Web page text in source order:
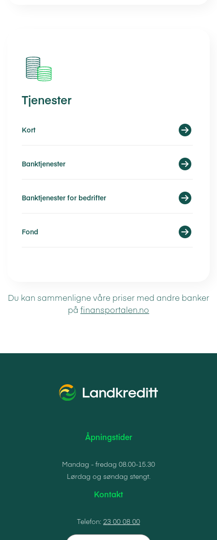
Tjenester
Kort
Banktjenester
Banktjenester for bedrifter
Fond
Du kan sammenligne våre priser med andre banker
på finansportalen.no
Åpningstider
Mandag - fredag 08.00-15.30
Lørdag og søndag stengt.
Kontakt
Telefon: 23 00 08 00